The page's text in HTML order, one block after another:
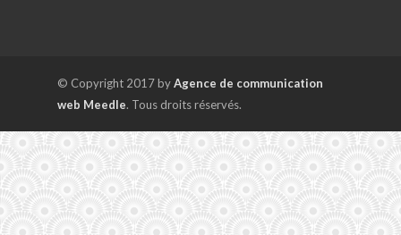
© Copyright 2017 byAgence de communication
web Meedle. Tous droits réservés.